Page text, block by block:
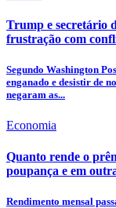
Trump e secretário
frustração com
Segundo Washington
enganado e desistir de
negaram as...
Economia
Quanto rende o
poupança e em
Rendimento mensal